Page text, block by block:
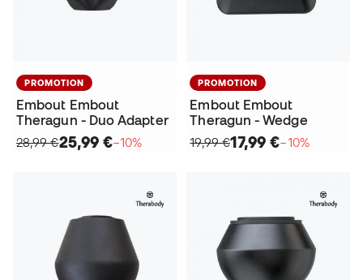
PROMOTION
Embout Embout
Theragun - Duo Adapter
28,99 €25,99 €−10%
PROMOTION
Embout Embout
Theragun - Wedge
19,99 €17,99 €−10%